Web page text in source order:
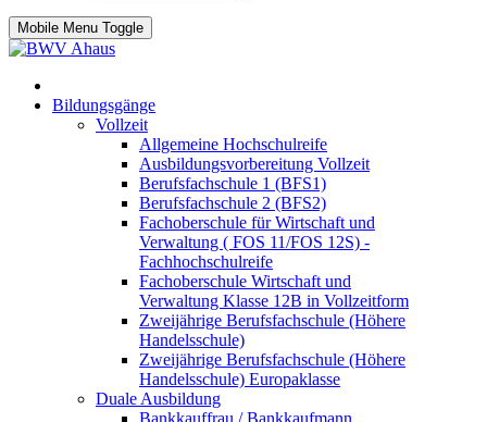
Mobile Menu Toggle
Bildungsgänge
Vollzeit
Allgemeine Hochschulreife
Ausbildungsvorbereitung Vollzeit
Berufsfachschule 1 (BFS1)
Berufsfachschule 2 (BFS2)
Fachoberschule für Wirtschaft und
Verwaltung ( FOS 11/FOS 12S) -
Fachhochschulreife
Fachoberschule Wirtschaft und
Verwaltung Klasse 12B in Vollzeitform
Zweijährige Berufsfachschule (Höhere
Handelsschule)
Zweijährige Berufsfachschule (Höhere
Handelsschule) Europaklasse
Duale Ausbildung